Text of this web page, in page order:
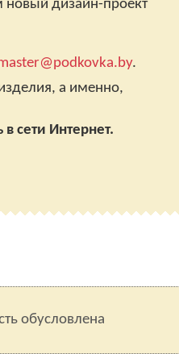
новый дизайн-проект
.
а именно,
сети Интернет.
обусловлена